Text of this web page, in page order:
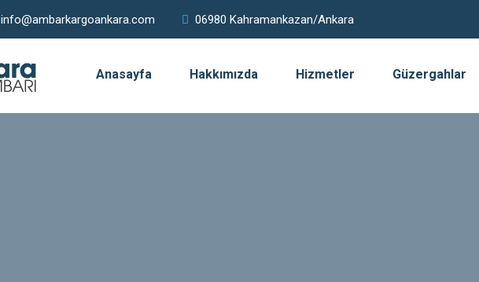
info@ambarkargoankara.com 06980 Kahramankazan/Ankara
Anasayfa Hakkımızda Hizmetler Güzergahlar